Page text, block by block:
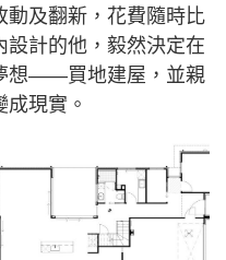
動及翻新，花費隨時比
設計的他，毅然決定在
想——買地建屋，並親
現實。